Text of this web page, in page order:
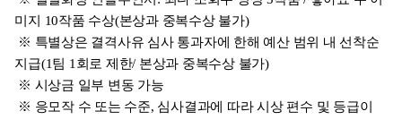
미지 10작품 수상(본상과 중복수상 불가)
※ 특별상은 결격사유 심사 통과자에 한해 예산 범위 내 선착순
지급(1팀 1회로 제한/ 본상과 중복수상 불가)
※ 시상금 일부 변동 가능
※ 응모작 수 또는 수준, 심사결과에 따라 시상 편수 및 등급이